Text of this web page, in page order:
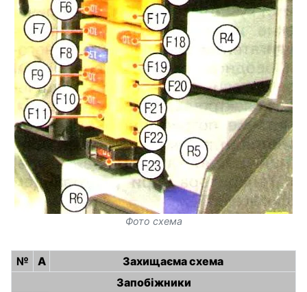
Фото схема
№ A
Захищаєма схема
Запобіжники